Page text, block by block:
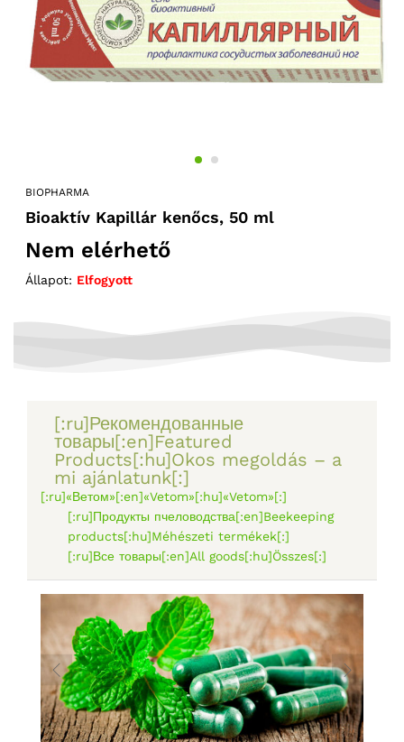
BIOPHARMA
Bioaktív Kapillár kenőcs, 50 ml
Nem elérhető
Állapot: Elfogyott
[:ru]Рекомендованные
товары[:en]Featured
Products[:hu]Okos megoldás – a
mi ajánlatunk[:]
[:ru]«Ветом»[:en]«Vetom»[:hu]«Vetom»[:]
[:ru]Продукты пчеловодства[:en]Beekeeping
products[:hu]Méhészeti termékek[:]
[:ru]Все товары[:en]All goods[:hu]Összes[:]